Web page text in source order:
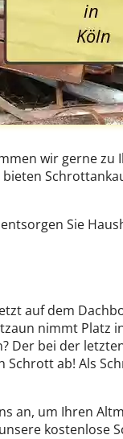
wir gerne zu
Sie
auf dem
nimmt Platz
Der bei der
Schrott ab! Als
an, um Ihren
kostenlose